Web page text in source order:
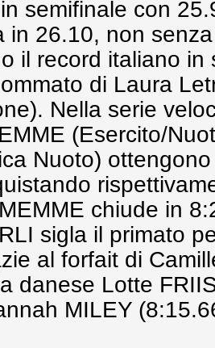
semifinale con
in 26.10, non
il record italiano
di Laura
Nella serie
(Esercito/
Nuoto)
chiude in
sigla il primato
al forfait di
danese Lotte
MILEY